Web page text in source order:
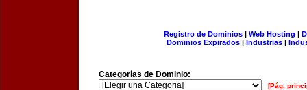
Registro de Dominios| Web Hosting |
Dominios Expirados | Industrias |
Categorías de Dominio:
[Pág.